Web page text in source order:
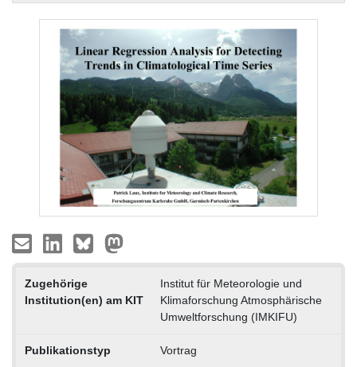
Zugehörige
Institution(en) am KIT
Institut für Meteorologie und
Klimaforschung Atmosphärische
Umweltforschung (IMKIFU)
Publikationstyp Vortrag